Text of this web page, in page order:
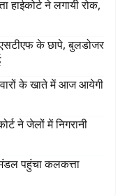
हाईकोर्ट ने लगायी रोक,
के छापे, बुलडोजर
के खाते में आज आयेगी
ने जेलों में निगरानी
पहुंचा कलकत्ता